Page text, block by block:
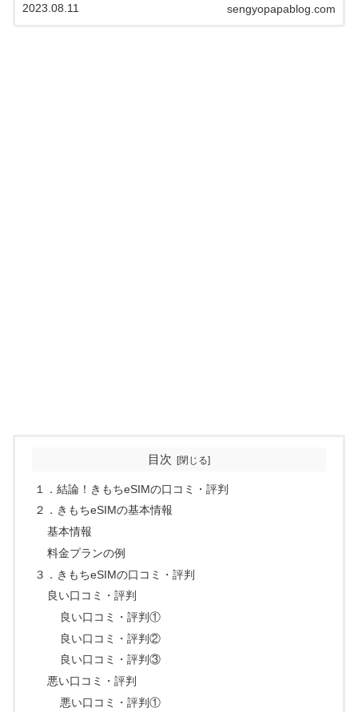
sengyopapablog.com
2023.08.11
目次
１．結論！きもちeSIMの口コミ・評判
２．きもちeSIMの基本情報
基本情報
料金プランの例
３．きもちeSIMの口コミ・評判
良い口コミ・評判
良い口コミ・評判①
良い口コミ・評判②
良い口コミ・評判③
悪い口コミ・評判
悪い口コミ・評判①